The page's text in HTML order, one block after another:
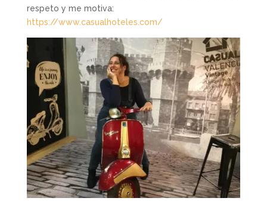
respeto y me motiva:
https://www.casualhoteles.com/